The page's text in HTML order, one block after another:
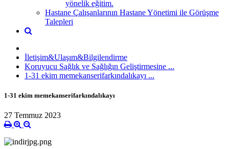
yönelik eğitim.
Hastane Çalışanlarının Hastane Yönetimi ile Görüşme
Talepleri
İletişim&Ulaşım&Bilgilendirme
Koruyucu Sağlık ve Sağlığın Geliştirmesine ...
1-31 ekim memekanserifarkındalıkayı ...
1-31 ekim memekanserifarkındalıkayı
27 Temmuz 2023